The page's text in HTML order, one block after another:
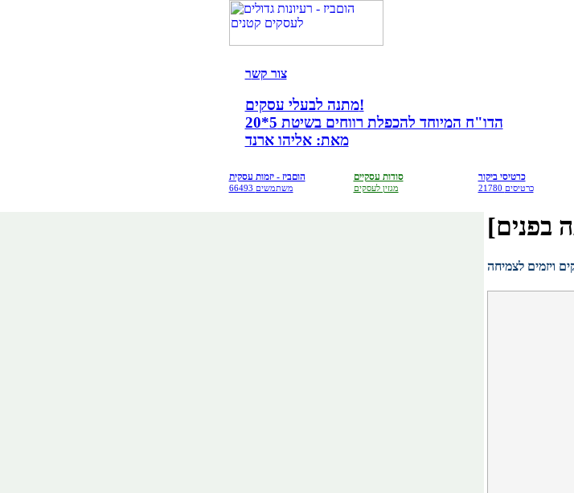
צור קשר
מתנה לבעלי עסקים!
הדו"ח המיוחד להכפלת רווחים בשיטת 5*20
מאת: אליהו ארנד
הוםביז - יזמות עסקית
66493 משתמשים
סודות עסקיים
מגזין לעסקים
כרטיסי ביקור
21780 כרטיסים
ויזמים לצמיחה